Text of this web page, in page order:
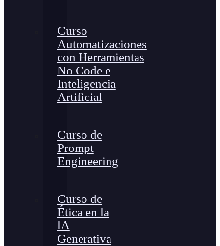
Curso
Automatizaciones
con Herramientas
No Code e
Inteligencia
Artificial
Curso de
Prompt
Engineering
Curso de
Ética en la
lA
Generativa